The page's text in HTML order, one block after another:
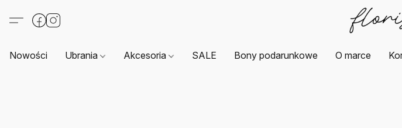
Nowości Ubrania Akcesoria SALE Bony podarunkowe O marce